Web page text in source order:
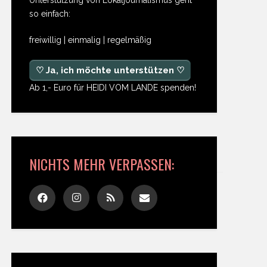
so einfach:
freiwillig | einmalig | regelmäßig
♡ Ja, ich möchte unterstützen ♡
Ab 1,- Euro für HEIDI VOM LANDE spenden!
NICHTS MEHR VERPASSEN: